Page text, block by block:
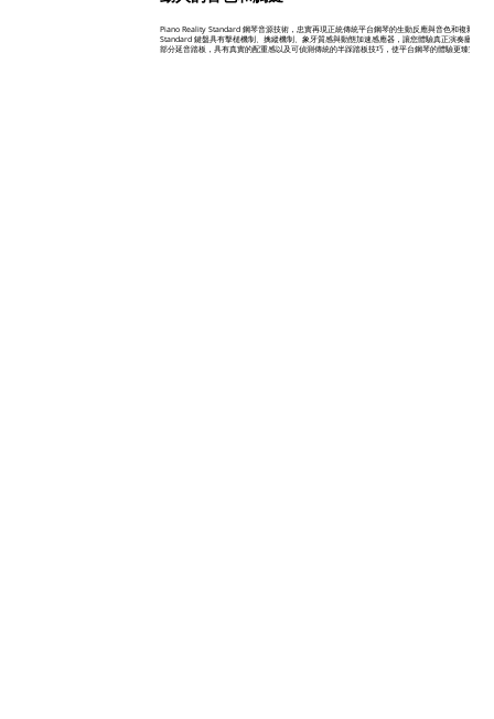
Piano Reality Standard 鋼琴音源技術，忠實再現正統傳統平台鋼琴的生動反應與音色和複雜豐富
Standard 鍵盤具有擊槌機制、擒縱機制、象牙質感與動態加速感應器，讓您體驗真正演奏廳級平
部分延音踏板，具有真實的配重感以及可偵測傳統的半踩踏板技巧，使平台鋼琴的體驗更臻完美。